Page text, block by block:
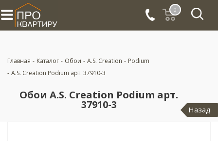
0
Главная - Каталог - Обои - A.S. Creation - Podium
- A.S. Creation Podium арт. 37910-3
Обои A.S. Creation Podium арт.
37910-3 Назад